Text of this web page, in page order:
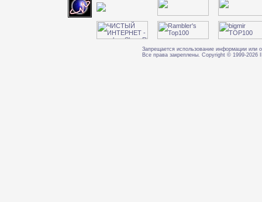
Запрещается использование информации или
Все права закреплены. Copyright © 1999-